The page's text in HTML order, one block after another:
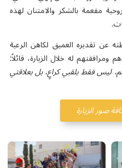
مفعمة بالشكر والامتنان لهذه
عن تقديره العميق لكاهن الرعية
له خلال الزيارة، قائلاً:
ليس فقط بلقبي كراعٍ، بل بعلاقتي
صور الزيارة